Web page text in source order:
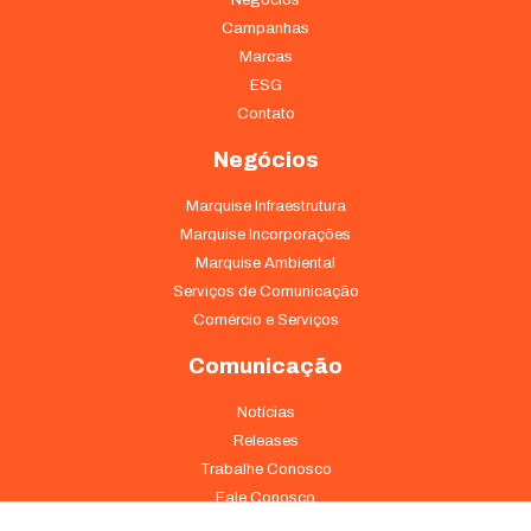
Campanhas
Marcas
ESG
Contato
Negócios
Marquise Infraestrutura
Marquise Incorporações
Marquise Ambiental
Serviços de Comunicação
Comércio e Serviços
Comunicação
Notícias
Releases
Trabalhe Conosco
Fale Conosco
desaparecerão
Ao compartilhar
e
ao visitar nosso
site, você
aumenta a
chance de ver
ofertas
personalizadas.